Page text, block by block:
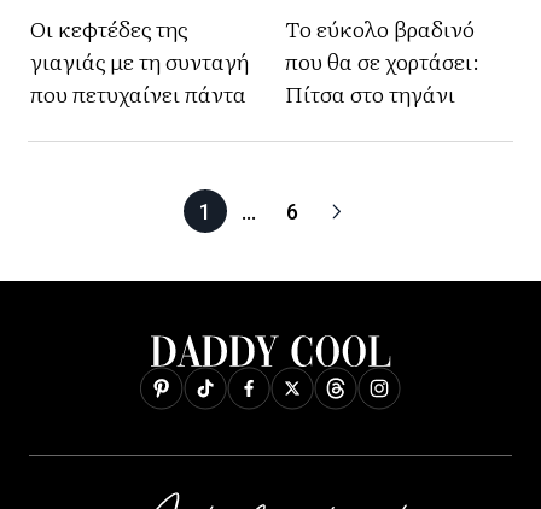
Οι κεφτέδες της
γιαγιάς με τη συνταγή
που πετυχαίνει πάντα
Το εύκολο βραδινό
που θα σε χορτάσει:
Πίτσα στο τηγάνι
1 … 6